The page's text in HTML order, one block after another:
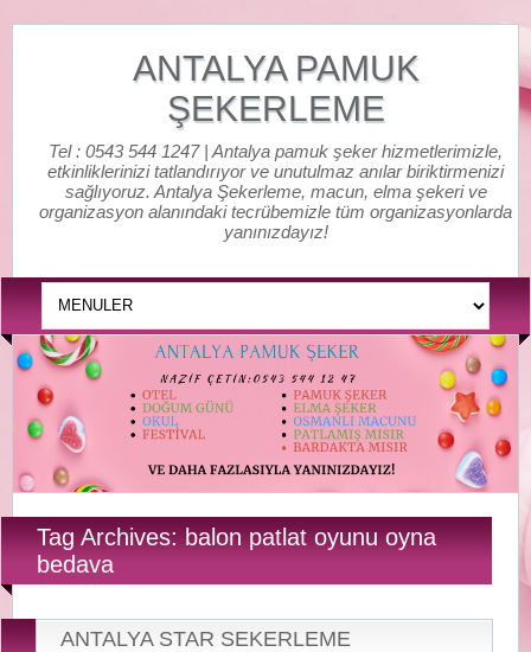
ANTALYA PAMUK
ŞEKERLEME
Tel : 0543 544 1247 | Antalya pamuk şeker hizmetlerimizle,
etkinliklerinizi tatlandırıyor ve unutulmaz anılar biriktirmenizi
sağlıyoruz. Antalya Şekerleme, macun, elma şekeri ve
organizasyon alanındaki tecrübemizle tüm organizasyonlarda
yanınızdayız!
Tag Archives: balon patlat oyunu oyna
bedava
ANTALYA STAR SEKERLEME